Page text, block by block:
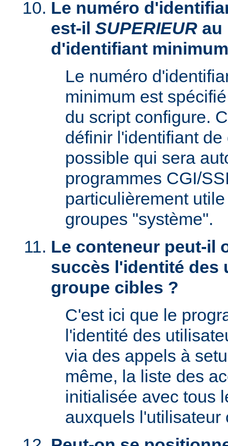
Le numéro
est-il SUPERIEUR au
d'identifiant
Le numéro
minimum est
du script configure.
définir l'identifiant
possible qui sera
programmes CGI/
particulièrement
groupes "système".
Le conteneur peut-il
succès l'identité des
groupe cibles ?
C'est ici que le
l'identité des
via des appels à
même, la liste des
initialisée avec tous
auxquels l'utilisateur